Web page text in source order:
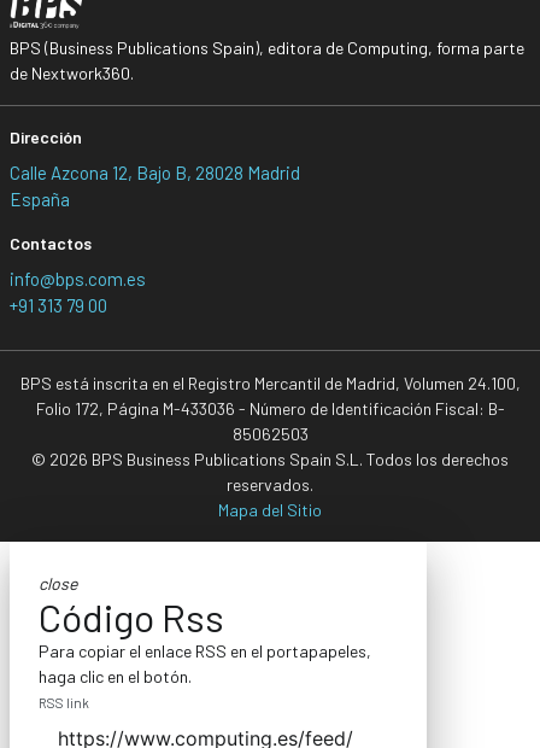
BPS (Business Publications Spain), editora de Computing, forma parte
de Nextwork360.
Dirección
Calle Azcona 12, Bajo B, 28028 Madrid
España
Contactos
info@bps.com.es
+91 313 79 00
BPS está inscrita en el Registro Mercantil de Madrid, Volumen 24.100,
Folio 172, Página M-433036 - Número de Identificación Fiscal: B-
85062503
© 2026 BPS Business Publications Spain S.L. Todos los derechos
reservados.
Mapa del Sitio
close
Código Rss
Para copiar el enlace RSS en el portapapeles,
haga clic en el botón.
RSS link